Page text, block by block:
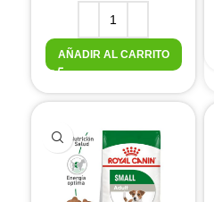
AÑADIR AL CARRITO